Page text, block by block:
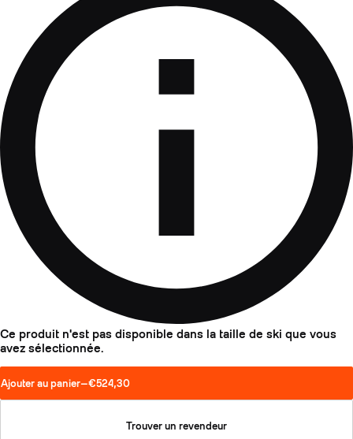
Ce produit n'est pas disponible dans la taille de ski que vous
avez sélectionnée.
Ajouter au panier—€524,30
Trouver un revendeur